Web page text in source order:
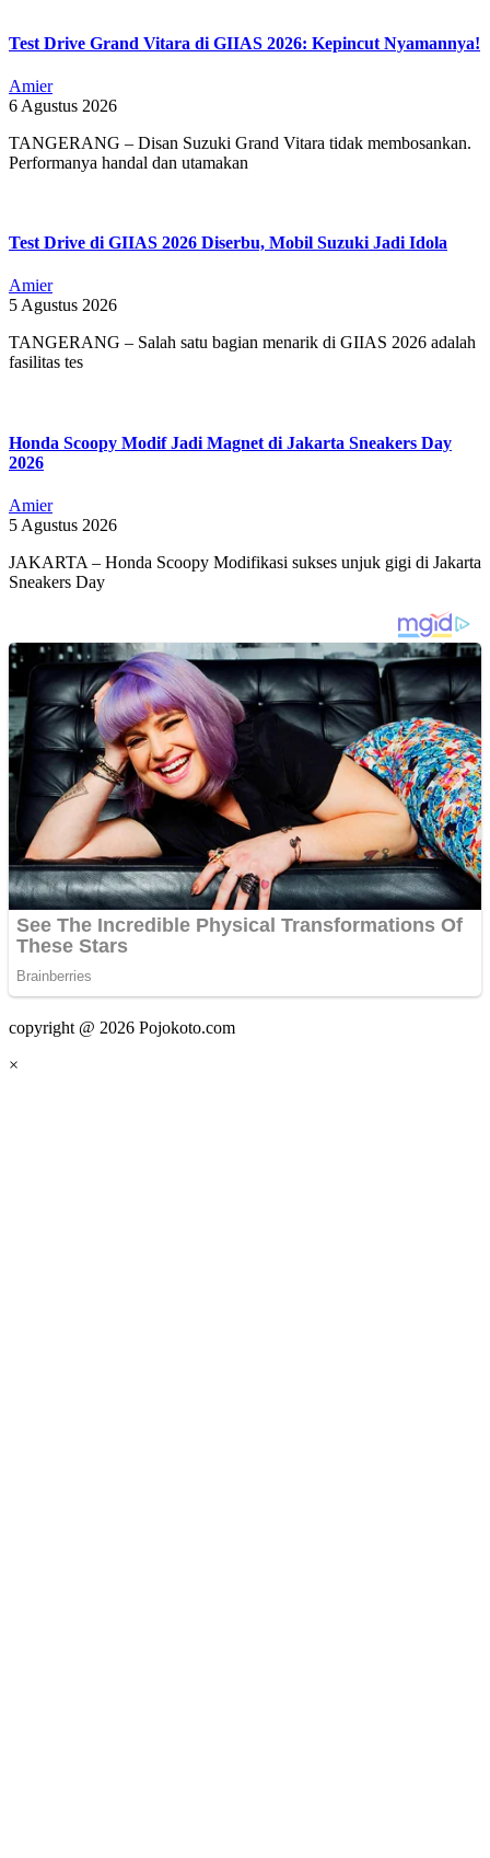
Test Drive Grand Vitara di GIIAS 2026: Kepincut Nyamannya!
Amier
6 Agustus 2026
TANGERANG – Disan Suzuki Grand Vitara tidak membosankan.
Performanya handal dan utamakan
Test Drive di GIIAS 2026 Diserbu, Mobil Suzuki Jadi Idola
Amier
5 Agustus 2026
TANGERANG – Salah satu bagian menarik di GIIAS 2026 adalah
fasilitas tes
Honda Scoopy Modif Jadi Magnet di Jakarta Sneakers Day
2026
Amier
5 Agustus 2026
JAKARTA – Honda Scoopy Modifikasi sukses unjuk gigi di Jakarta
Sneakers Day
copyright @ 2026 Pojokoto.com
×